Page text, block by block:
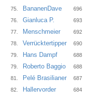
75.
BananenDave
696
76.
Gianluca P.
693
77.
Menschmeier
692
78.
Verrücktertipper
690
79.
Hans Dampf
688
79.
Roberto Baggio
688
81.
Pelé Brasilianer
687
82.
Hallervorder
684